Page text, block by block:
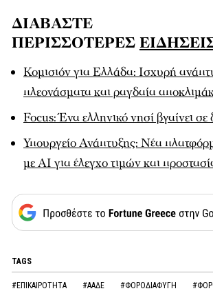
ΔΙΑΒΑΣΤΕ
ΠΕΡΙΣΣΟΤΕΡΕΣ
Κομισιόν για Ελλάδα: Ισχυρή
πλεονάσματα και ραγδαία
Focus: Ένα ελληνικό νησί βγαίνει
Υπουργείο Ανάπτυξης: Νέα
με AI για έλεγχο τιμών και
TAGS
#ΕΠΙΚΑΙΡΟΤΗΤΑ #ΑΑΔΕ #ΦΟΡΟΔΙΑΦΥΓΗ